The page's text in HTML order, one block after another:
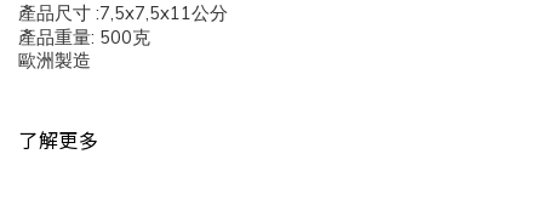
產品尺寸 :7,5x7,5x11公分
產品重量: 500克
歐洲製造
了解更多